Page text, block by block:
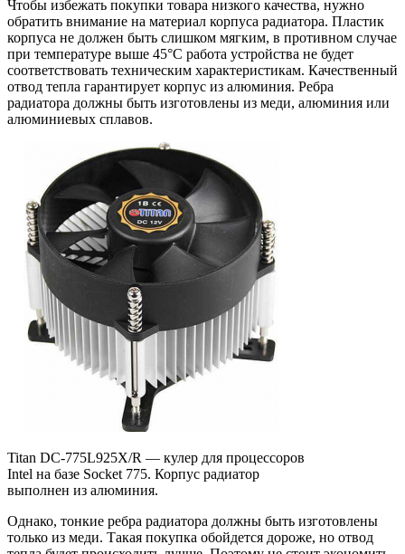
Чтобы избежать покупки товара низкого качества, нужно
обратить внимание на материал корпуса радиатора. Пластик
корпуса не должен быть слишком мягким, в противном случае
при температуре выше 45°C работа устройства не будет
соответствовать техническим характеристикам. Качественный
отвод тепла гарантирует корпус из алюминия. Ребра
радиатора должны быть изготовлены из меди, алюминия или
алюминиевых сплавов.
Titan DC-775L925X/R — кулер для процессоров
Intel на базе Socket 775. Корпус радиатор
выполнен из алюминия.
Однако, тонкие ребра радиатора должны быть изготовлены
только из меди. Такая покупка обойдется дороже, но отвод